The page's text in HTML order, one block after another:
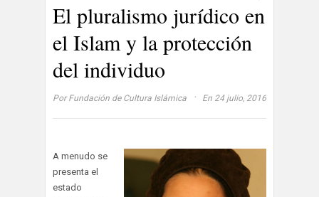
El pluralismo jurídico en
el Islam y la protección
del individuo
Por Fundación de Cultura Islámica · En 24 julio, 2016
A menudo se
presenta el
estado